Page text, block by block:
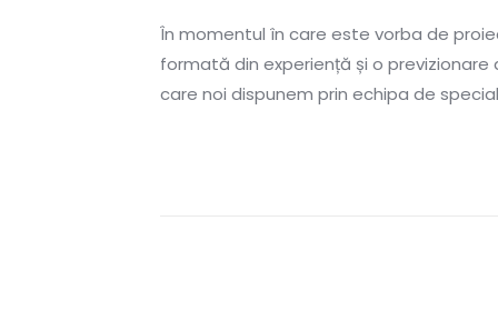
În momentul în care este vorba de
formată din experiență și o
care noi dispunem prin echipa de